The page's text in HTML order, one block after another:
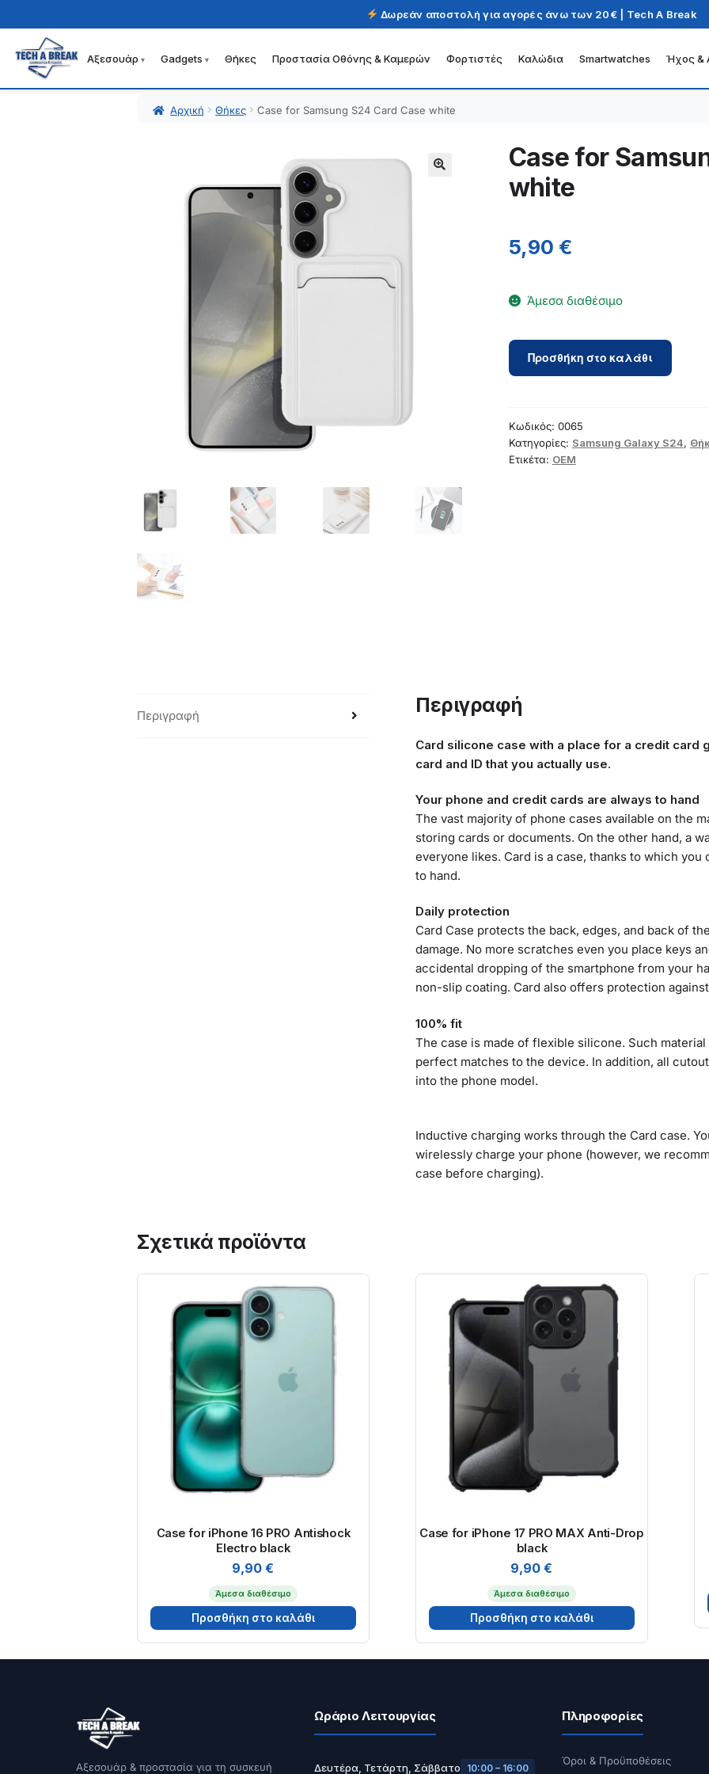
Δωρεάν αποστολή για αγορές άνω των 20€ | Tech A Break
Απευθείας
μετάβαση
Μετάβαση
σε
Αξεσουάρ Gadgets Θήκες Προστασία Οθόνης & Καμερών Φορτιστές Καλώδια Smartwatches Ήχος &
Αρχική Θήκες Case for Samsung S24 Card Case white
Case for
white
5,90 €
Άμεσα διαθέσιμο
Case
Card
Case
white
Προσθήκη στο καλάθι
Κωδικός: 0065
Κατηγορίες: Samsung Galaxy S24,
Ετικέτα: OEM
Περιγραφή Περιγραφή
Card silicone case with a place for a credit card
card and ID that you actually use.
Your phone and credit cards are always to hand
The vast majority of phone cases available on the
storing cards or documents. On the other hand, a
everyone likes. Card is a case, thanks to which you
to hand.
Daily protection
Card Case protects the back, edges, and back of
damage. No more scratches even you place keys
accidental dropping of the smartphone from your
non-slip coating. Card also offers protection
100% fit
The case is made of flexible silicone. Such
perfect matches to the device. In addition, all
into the phone model.
Inductive charging works through the Card case.
wirelessly charge your phone (however, we
case before charging).
Σχετικά προϊόντα
Case for iPhone 16 PRO Antishock
Electro black
9,90€
Άμεσα διαθέσιμο
Προσθήκη στο καλάθι
Case for iPhone 17 PRO MAX Anti-Drop
black
9,90€
Άμεσα διαθέσιμο
Προσθήκη στο καλάθι
Αξεσουάρ & προστασία για τη συσκευή
Ωράριο Λειτουργίας
Δευτέρα, Τετάρτη, Σάββατο 10:00 – 16:00
Πληροφορίες
Όροι & Προϋποθέσεις